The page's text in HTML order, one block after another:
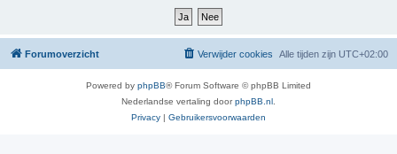
Forumoverzicht Alle tijden zijn UTC+02:00
Verwijder cookies
Powered by phpBB® Forum Software © phpBB Limited
Nederlandse vertaling doorphpBB.nl.
Privacy | Gebruikersvoorwaarden